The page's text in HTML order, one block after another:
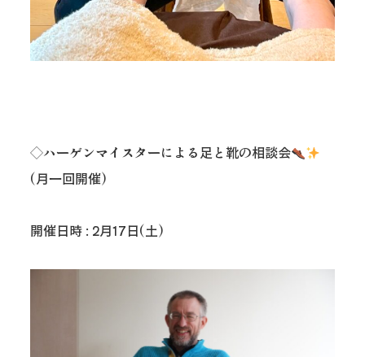
◇ハーゲンマイスターによる足と靴の相談会
(月一回開催)
開催日時 : 2月17日(土)